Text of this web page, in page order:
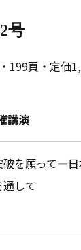
号
199頁・定価
講演
破を願って―
して